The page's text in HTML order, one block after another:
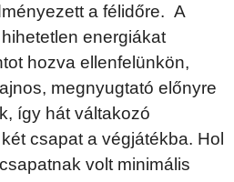
a félidőre. A
energiákat
hozva ellenfelünkön,
megnyugtató előnyre
így hát váltakozó
csapat a végjátékba. Hol
volt minimális